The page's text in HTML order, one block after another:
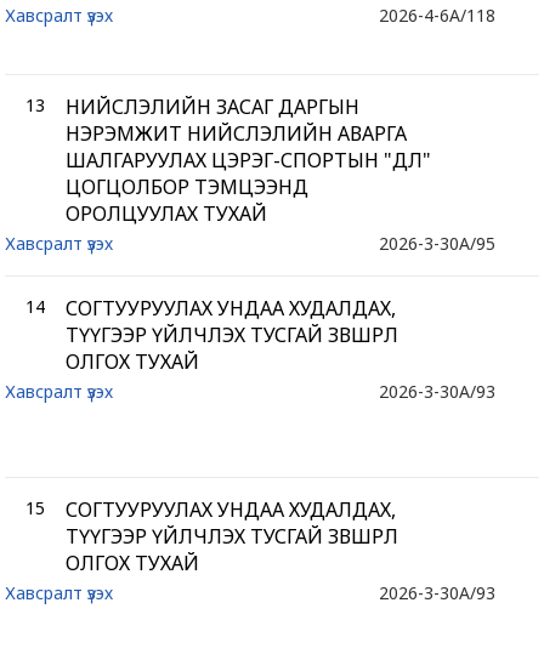
2026-4-6A/118
Хавсралт үзэх
13
НИЙСЛЭЛИЙН ЗАСАГ ДАРГЫН
НЭРЭМЖИТ НИЙСЛЭЛИЙН АВАРГА
ШАЛГАРУУЛАХ ЦЭРЭГ-СПОРТЫН "ДӨЛ"
ЦОГЦОЛБОР ТЭМЦЭЭНД
ОРОЛЦУУЛАХ ТУХАЙ
2026-3-30A/95
Хавсралт үзэх
14
СОГТУУРУУЛАХ УНДАА ХУДАЛДАХ,
ТҮҮГЭЭР ҮЙЛЧЛЭХ ТУСГАЙ ЗӨВШӨӨРӨЛ
ОЛГОХ ТУХАЙ
2026-3-30A/93
Хавсралт үзэх
15
СОГТУУРУУЛАХ УНДАА ХУДАЛДАХ,
ТҮҮГЭЭР ҮЙЛЧЛЭХ ТУСГАЙ ЗӨВШӨӨРӨЛ
ОЛГОХ ТУХАЙ
2026-3-30A/93
Хавсралт үзэх